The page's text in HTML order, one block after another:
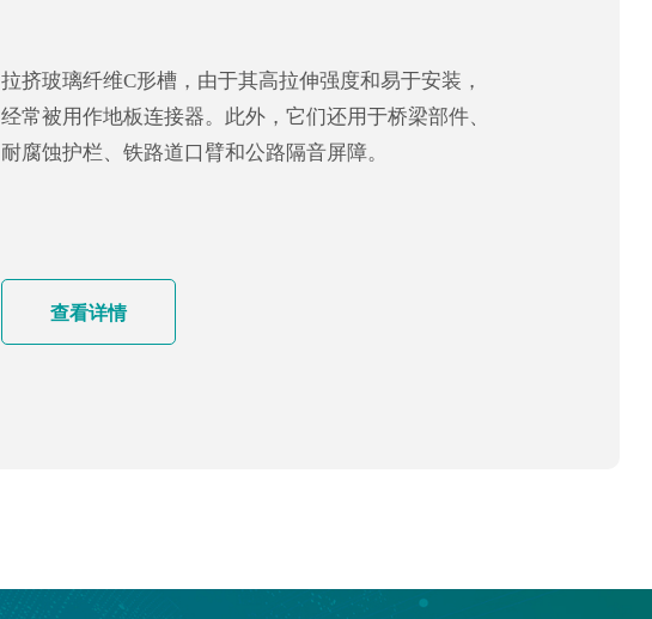
拉挤玻璃纤维C形槽，由于其高拉伸强度和易于安装，
经常被用作地板连接器。此外，它们还用于桥梁部件、
耐腐蚀护栏、铁路道口臂和公路隔音屏障。
查看详情